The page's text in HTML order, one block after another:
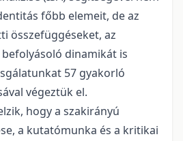
főbb elemeit, de az
összefüggéseket, az
dinamikát is
57 gyakorló
végeztük el.
hogy a szakirányú
a kutatómunka és a kritikai